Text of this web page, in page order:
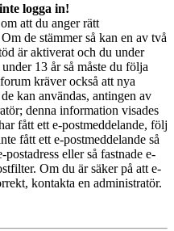
logga in!
att du anger rätt
de stämmer så kan en av två
är aktiverat och du under
13 år så måste du följa
kräver också att nya
kan användas, antingen av
denna information visades
fått ett e-postmeddelande, följ
fått ett e-postmeddelande så
eller så fastnade e-
Om du är säker på att e-
kontakta en administratör.